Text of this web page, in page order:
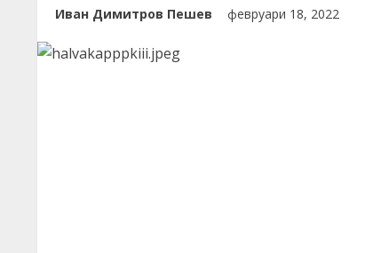
Иван Димитров Пешев февруари 18, 2022